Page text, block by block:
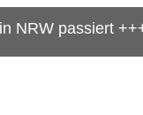
+++